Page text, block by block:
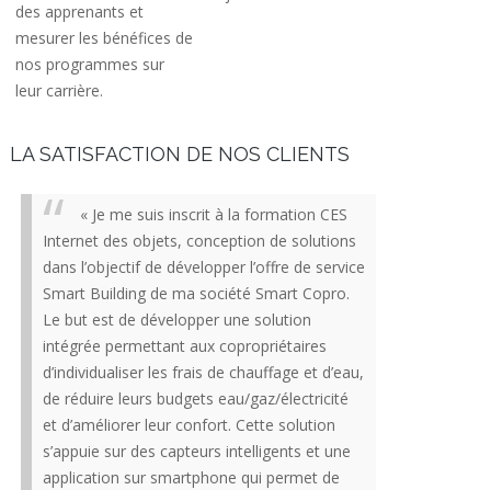
des apprenants et
mesurer les bénéfices de
nos programmes sur
leur carrière.
LA SATISFACTION DE NOS CLIENTS
« Je me suis inscrit à la formation CES
Internet des objets, conception de solutions
dans l’objectif de développer l’offre de service
Smart Building de ma société Smart Copro.
Le but est de développer une solution
intégrée permettant aux copropriétaires
d’individualiser les frais de chauffage et d’eau,
de réduire leurs budgets eau/gaz/électricité
et d’améliorer leur confort. Cette solution
s’appuie sur des capteurs intelligents et une
application sur smartphone qui permet de